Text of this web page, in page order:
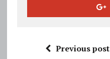
Previous post